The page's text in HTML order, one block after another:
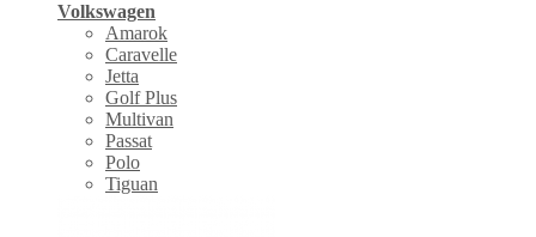
Volkswagen
Amarok
Caravelle
Jetta
Golf Plus
Multivan
Passat
Polo
Tiguan